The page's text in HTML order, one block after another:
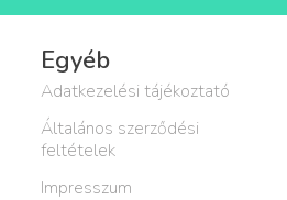
Egyéb
Adatkezelési tájékoztató
Általános szerződési
feltételek
Impresszum